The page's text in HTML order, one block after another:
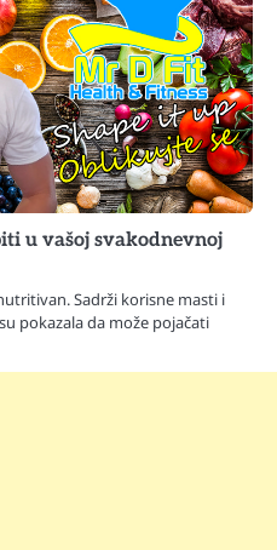
u vašoj svakodnevnoj
Sadrži korisne masti i
pokazala da može pojačati